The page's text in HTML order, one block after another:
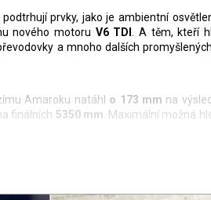
podtrhují prvky, jako je ambientní
nového motoru V6 TDI . A těm, kteří
a mnoho dalších
Amaroku natáhl o 173 mm na
finálních 5350 mm . Maximální možná
nabídne přední světla zLEDdiod nebo